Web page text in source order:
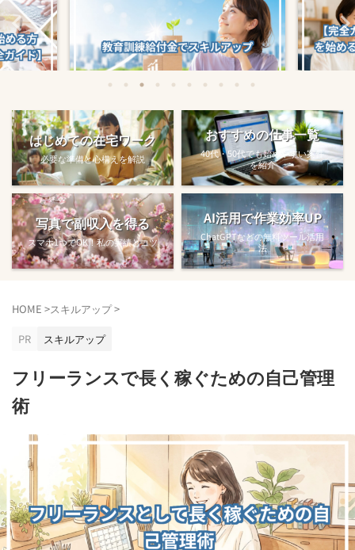
る方法
教育訓練給付金で賢くスキルアップする
方法【主婦でも使え...
【完全ガ
はじめての在宅ワーク
必要な準備と心構えを解説
おすすめの仕事一覧
40代・50代でも始めやすい案件
を紹介
写真で副収入を得る
スマホ1つでOK！私の実績とコツ
AI活用で作業効率UP
ChatGPTなどの無料ツール活用
法
HOME >スキルアップ>
PR
スキルアップ
フリーランスで長く稼ぐための自己管理
術